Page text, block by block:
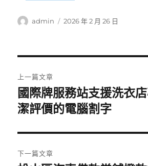
作
admin
發
2026 年 2 月 26 日
章
導
覽
上一篇文章
上
一
文
章:
國際牌服務站支援洗衣
潔評價的電腦割字
下一篇文章